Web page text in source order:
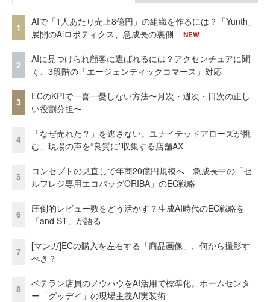
1
AIで「1人あたり売上8億円」の組織を作るには？「Yunth」
展開のAiロボティクス、急成長の裏側
NEW
2
AIに見つけられ顧客に選ばれるには？アクセンチュアに聞
く、3段階の「エージェンティックコマース」対応
3
ECのKPIで一喜一憂しない方法〜月次・週次・日次の正し
い役割分担〜
4
「なぜ売れた？」を逃さない。ユナイテッドアローズが挑
む、現場の声を“良質に”収集する店舗AX
5
コンセプトの見直しで年商20億円規模へ 急成長中の「セ
ルフレジ専用エコバッグORIBA」のEC戦略
6
圧倒的レビュー数をどう活かす？生成AI時代のEC戦略を
「and ST」が語る
7
[マンガ]ECの購入を左右する「商品画像」、何から撮影す
べき？
8
ベテラン店員のノウハウをAI活用で標準化。ホームセンタ
ー「グッデイ」の現場主義AI実装術